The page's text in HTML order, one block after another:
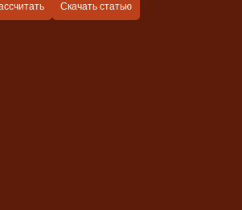
Скачать статью